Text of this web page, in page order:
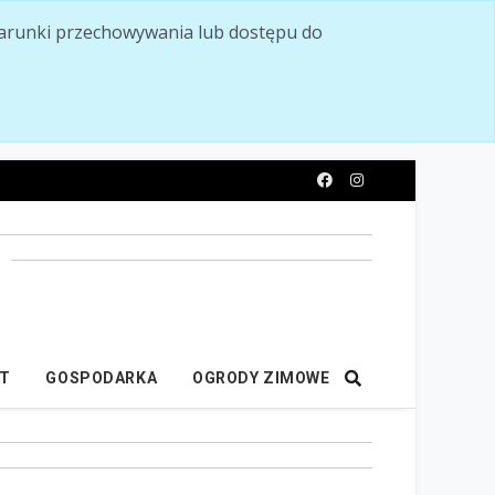
przechowywania lub dostępu do
GOSPODARKA OGRODY ZIMOWE